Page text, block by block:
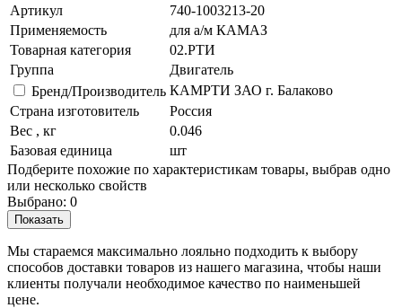
Артикул
740-1003213-20
Применяемость
для а/м КАМАЗ
Товарная категория
02.РТИ
Группа
Двигатель
Бренд/Производитель КАМРТИ ЗАО г. Балаково
Страна изготовитель
Россия
Вес , кг
0.046
Базовая единица
шт
Подберите похожие по характеристикам товары, выбрав одно
или несколько свойств
Выбрано: 0
Показать
Мы стараемся максимально лояльно подходить к выбору
способов доставки товаров из нашего магазина, чтобы наши
клиенты получали необходимое качество по наименьшей
цене.